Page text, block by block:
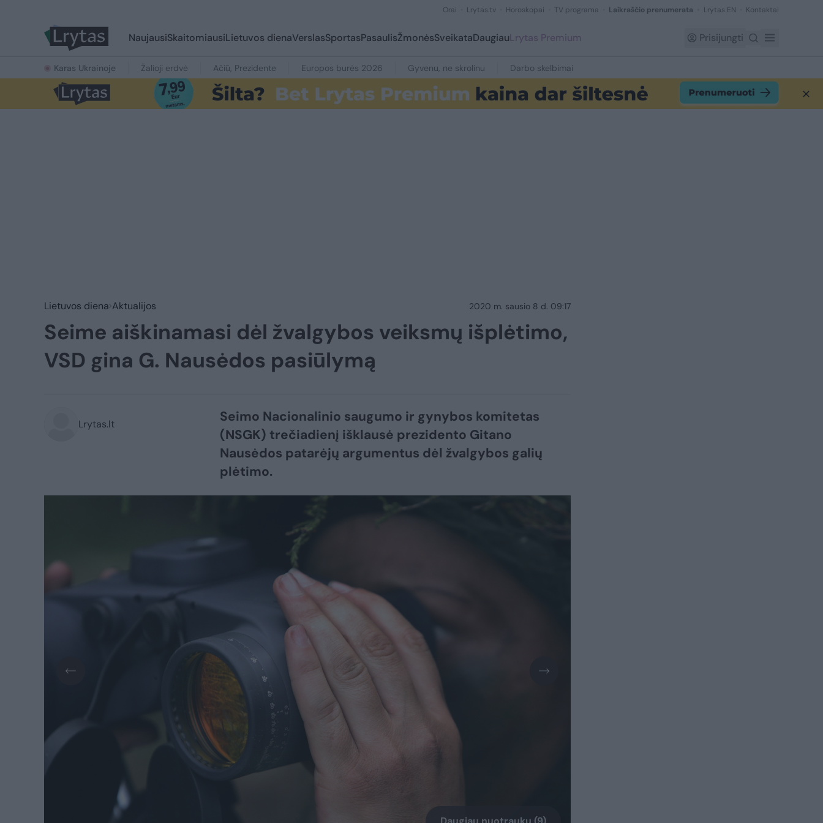
Orai Lrytas.tv Horoskopai TV programa Laikraščio prenumerata Lrytas EN Kontaktai
NaujausiSkaitomiausiLietuvos dienaVerslasSportasPasaulisŽmonėsSveikataDaugiauLrytas Premium Prisijungti
Karas Ukrainoje Žalioji erdvė Ačiū, Prezidente Europos burės 2026 Gyvenu, ne skrolinu Darbo skelbimai
Lietuvos diena Aktualijos 2020 m. sausio 8 d. 09:17
Seime aiškinamasi dėl žvalgybos veiksmų išplėtimo,
VSD gina G. Nausėdos pasiūlymą
Lrytas.lt
Seimo Nacionalinio saugumo ir gynybos komitetas
(NSGK) trečiadienį išklausė prezidento Gitano
Nausėdos patarėjų argumentus dėl žvalgybos galių
plėtimo.